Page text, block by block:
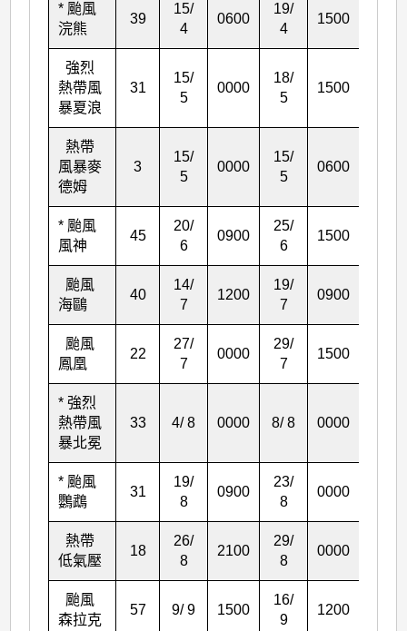
* 颱風
浣熊
39
15/
4
0600
19/
4
1500
強烈
熱帶風
暴夏浪
31
15/
5
0000
18/
5
1500
熱帶
風暴麥
德姆
3
15/
5
0000
15/
5
0600
* 颱風
風神
45
20/
6
0900
25/
6
1500
颱風
海鷗
40
14/
7
1200
19/
7
0900
颱風
鳳凰
22
27/
7
0000
29/
7
1500
* 強烈
熱帶風
暴北冕
33 4/ 8 0000 8/ 8 0000
* 颱風
鸚鵡
31
19/
8
0900
23/
8
0000
熱帶
低氣壓
18
26/
8
2100
29/
8
0000
颱風
森拉克
57 9/ 9 1500
16/
9
1200